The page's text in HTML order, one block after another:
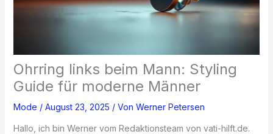
Ohrring links beim Mann: Styling
Guide für moderne Männer
Mode / August 23, 2025 / Von Werner Petersen
Hallo, ich bin Werner vom Redaktionsteam von vati-hilft.de.